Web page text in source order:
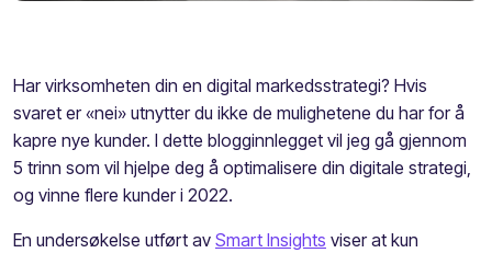
Har virksomheten din en digital markedsstrategi? Hvis
svaret er «nei» utnytter du ikke de mulighetene du har for å
kapre nye kunder. I dette blogginnlegget vil jeg gå gjennom
5 trinn som vil hjelpe deg å optimalisere din digitale strategi,
og vinne flere kunder i 2022.
En undersøkelse utført av Smart Insights viser at kun